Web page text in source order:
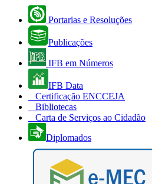
Portarias e Resoluções
Publicações
IFB em Números
IFB Data
Certificação ENCCEJA
Bibliotecas
Carta de Serviços ao Cidadão
Diplomados